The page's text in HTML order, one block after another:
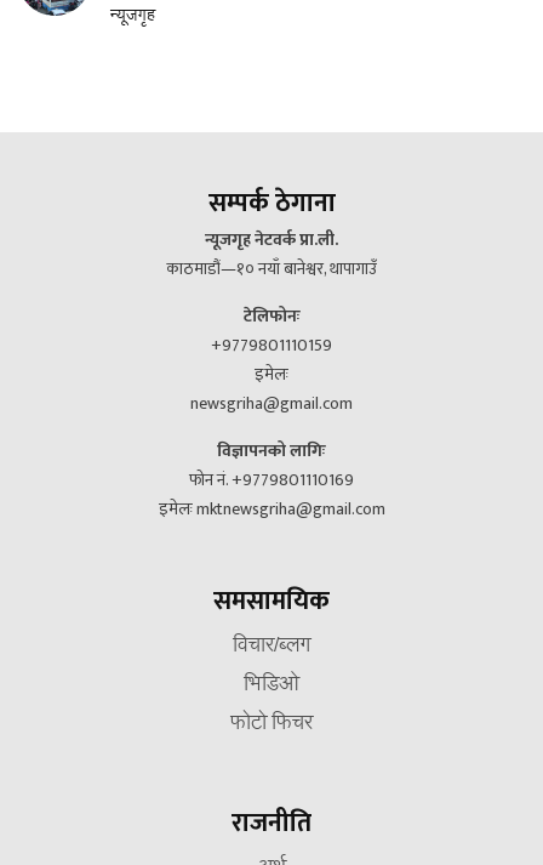
न्यूजगृह
सम्पर्क ठेगाना
न्यूजगृह नेटवर्क प्रा.ली.
काठमाडौं—१० नयाँ बानेश्वर, थापागाउँ
टेलिफोनः
+9779801110159
इमेलः
newsgriha@gmail.com
विज्ञापनको लागिः
फोन नं. +9779801110169
इमेलः mktnewsgriha@gmail.com
समसामयिक
विचार/ब्लग
भिडिओ
फोटो फिचर
राजनीति